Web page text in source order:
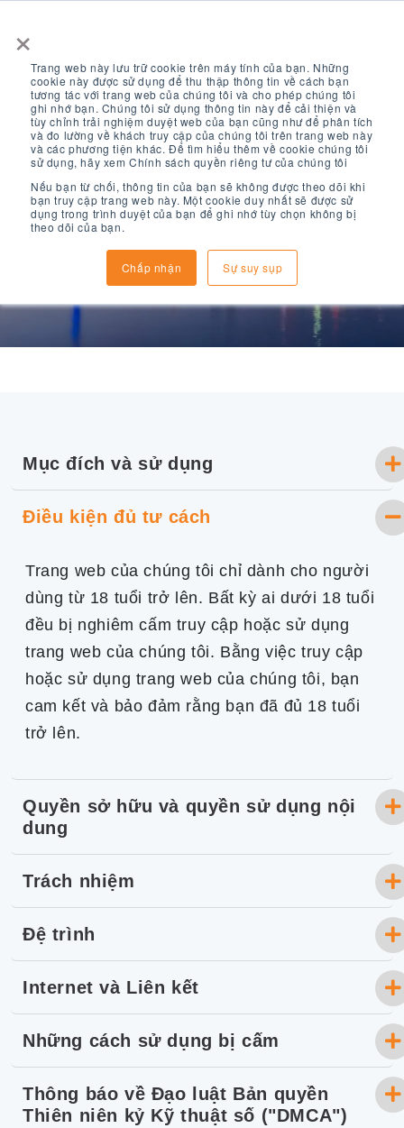
×
Trang web này lưu trữ cookie trên máy tính của bạn. Những
cookie này được sử dụng để thu thập thông tin về cách bạn
tương tác với trang web của chúng tôi và cho phép chúng tôi
ghi nhớ bạn. Chúng tôi sử dụng thông tin này để cải thiện và
tùy chỉnh trải nghiệm duyệt web của bạn cũng như để phân tích
và đo lường về khách truy cập của chúng tôi trên trang web này
và các phương tiện khác. Để tìm hiểu thêm về cookie chúng tôi
sử dụng, hãy xem Chính sách quyền riêng tư của chúng tôi
Nếu bạn từ chối, thông tin của bạn sẽ không được theo dõi khi
bạn truy cập trang web này. Một cookie duy nhất sẽ được sử
dụng trong trình duyệt của bạn để ghi nhớ tùy chọn không bị
theo dõi của bạn.
Chấp nhận Sự suy sụp
Điều khoản sử
dụng
Mục đích và sử dụng
Điều kiện đủ tư cách
Trang web của chúng tôi chỉ dành cho người
dùng từ 18 tuổi trở lên. Bất kỳ ai dưới 18 tuổi
đều bị nghiêm cấm truy cập hoặc sử dụng
trang web của chúng tôi. Bằng việc truy cập
hoặc sử dụng trang web của chúng tôi, bạn
cam kết và bảo đảm rằng bạn đã đủ 18 tuổi
trở lên.
Quyền sở hữu và quyền sử dụng nội
dung
Trách nhiệm
Đệ trình
Internet và Liên kết
Những cách sử dụng bị cấm
Thông báo về Đạo luật Bản quyền
Thiên niên kỷ Kỹ thuật số ("DMCA")